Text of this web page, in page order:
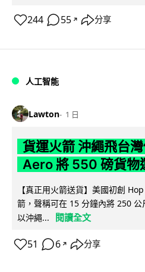
244 55 ↗ 分享
人工智能
Lawton 1 日
貨運火箭 沖繩飛台
Aero 將 550 磅貨物
【真正用火箭送貨】美國初創
箭，聲稱可在 15 分鐘內將 250
以沖繩...
閱讀全文
51 6 ↗ 分享